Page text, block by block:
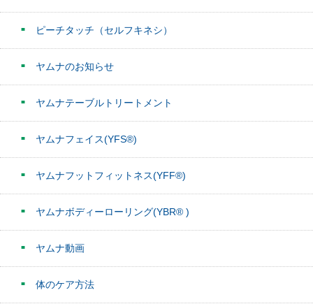
ピーチタッチ（セルフキネシ）
ヤムナのお知らせ
ヤムナテーブルトリートメント
ヤムナフェイス(YFS®)
ヤムナフットフィットネス(YFF®)
ヤムナボディーローリング(YBR® )
ヤムナ動画
体のケア方法